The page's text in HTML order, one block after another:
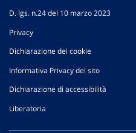
D. lgs. n.24 del 10 marzo 2023
Privacy
Dichiarazione dei cookie
Informativa Privacy del sito
Dichiarazione di accessibilità
Liberatoria